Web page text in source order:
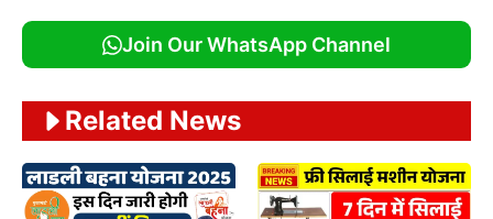
Join Our WhatsApp Channel
Related News